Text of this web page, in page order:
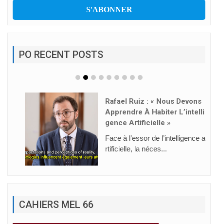
PO RECENT POSTS
Rafael Ruiz : « Nous Devons
Apprendre À Habiter L’intelli
Gence Artificielle »
Face à l’essor de l’intelligence a
rtificielle, la néces...
CAHIERS MEL 66